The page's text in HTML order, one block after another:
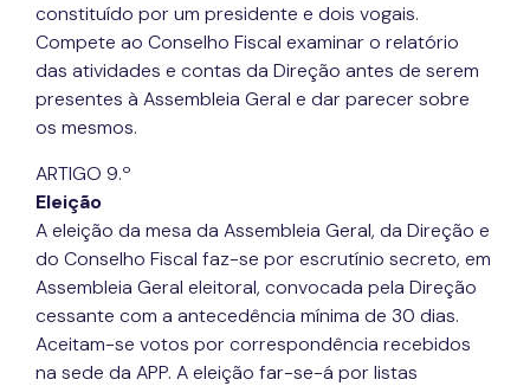
constituído por um presidente e dois vogais.
Compete ao Conselho Fiscal examinar o relatório
das atividades e contas da Direção antes de serem
presentes à Assembleia Geral e dar parecer sobre
os mesmos.
ARTIGO 9.º
Eleição
A eleição da mesa da Assembleia Geral, da Direção e
do Conselho Fiscal faz-se por escrutínio secreto, em
Assembleia Geral eleitoral, convocada pela Direção
cessante com a antecedência mínima de 30 dias.
Aceitam-se votos por correspondência recebidos
na sede da APP. A eleição far-se-á por listas